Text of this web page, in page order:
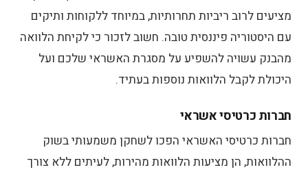
50000 ₪
שלב 4 - הגשת הבקשה להלוואה עד 50000
שלב 6 - קבלת תנאי ההלוואה הלוואה עד
מציעים לרוב ריביות תחרותיות, במיוחד ללקוחות ותיקים
עם היסטוריה פיננסית טובה. חשוב לזכור כי לקיחת הלוואה
מהבנק עשויה להשפיע על מסגרת האשראי שלכם ועל
היכולת לקבל הלוואות נוספות בעתיד.
חברות כרטיסי אשראי
חברות כרטיסי האשראי הפכו לשחקן משמעותי בשוק
ההלוואות, הן מציעות הלוואות מהירות, לעיתים ללא צורך